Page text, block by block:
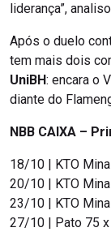
liderança”,
Após o duelo
tem mais dois
UniBH: encara o
diante do
NBB CAIXA –
18/10 | KTO
20/10 | KTO
23/10 | KTO
27/10 | Pato 75 x